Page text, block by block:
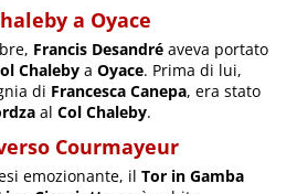
a Oyace
Francis Desandré aveva portato
Chaleby aOyace. Prima di lui,
di Francesca Canepa, era stato
alCol Chaleby.
Courmayeur
emozionante, ilTor in Gamba